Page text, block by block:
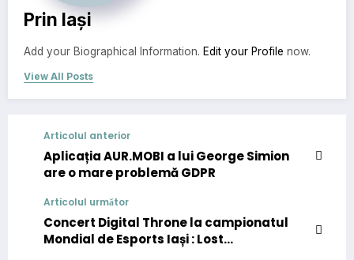
Prin Iași
Add your Biographical Information. Edit your Profile now.
View All Posts
Articolul anterior
Aplicația AUR.MOBI a lui George Simion
are o mare problemă GDPR
Articolul următor
Concert Digital Throne la campionatul
Mondial de Esports Iași : Lost